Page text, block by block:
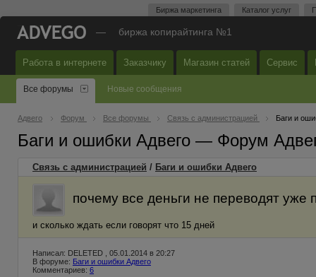
Биржа маркетинга Каталог услуг
— биржа копирайтинга №1
Работа в интернете Заказчику Магазин статей Сервис
Все форумы Новые сообщения
Адвего Форум Все форумы Связь с администрацией Баги и
Баги и ошибки Адвего — Форум
Связь с администрацией / Баги и ошибки Адвего
почему все деньги не переводят уже
и сколько ждать если говорят что 15 дней
Написал: DELETED , 05.01.2014 в 20:27
В форуме: Баги и ошибки Адвего
Комментариев: 6